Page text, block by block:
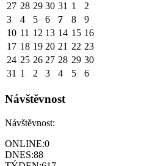
27 28 29 30 31 1
2
3
4 5 6 7 8
9
10 11 12 13 14 15 16
17 18 19 20 21 22 23
24 25 26 27 28 29 30
31 1 2 3 4 5 6
Návštěvnost
Návštěvnost:
ONLINE:0
DNES:88